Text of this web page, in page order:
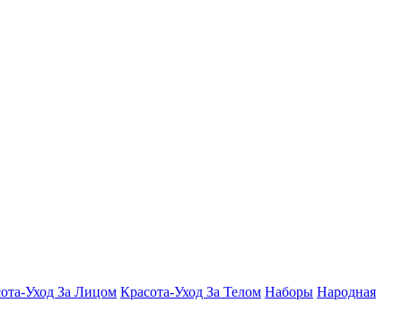
Уход За Лицом Красота-Уход За Телом Наборы Народная